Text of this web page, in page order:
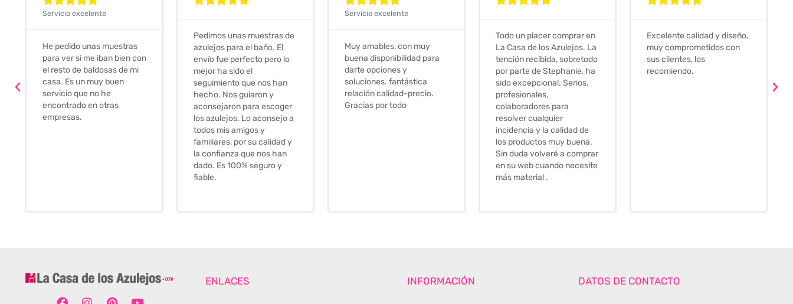
azulejos para el baño. El
envío fue perfecto pero lo
mejor ha sido el
seguimiento que nos han
hecho. Nos guiaron y
aconsejaron para escoger
los azulejos. Lo aconsejo a
Muy amables, con muy
buena disponibilidad para
darte opciones y
soluciones. fantástica
relación calidad-precio.
Gracias por todo
La Casa de los Azulejos. La
tención recibida, sobretodo
por parte de Stephanie, ha
sido excepcional. Serios,
profesionales,
colaboradores para
Excelente calidad y diseño,
muy comprometidos con
sus clientes, los
recomiendo.
Que decir, si teneis que
comprar alguna baldosa
este és el sitio indicado! Yo
pedi una muestra y me
ENLACES INFORMACIÓN DATOS DE CONTACTO